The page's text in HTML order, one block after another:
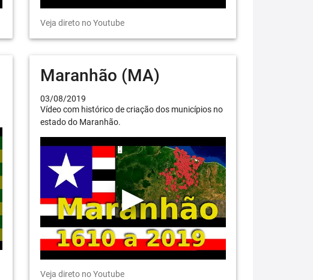
Veja direto no Youtube
Maranhão (MA)
03/08/2019
Vídeo com histórico de criação dos municípios no
estado do Maranhão.
Veja direto no Youtube